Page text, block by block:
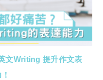
文Writing 提升作文表